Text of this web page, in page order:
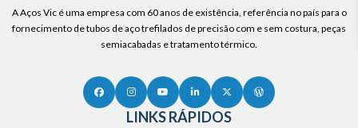
A Aços Vic é uma empresa com 60 anos de existência, referência no país para o
fornecimento de tubos de aço trefilados de precisão com e sem costura, peças
semiacabadas e tratamento térmico.
LINKS RÁPIDOS